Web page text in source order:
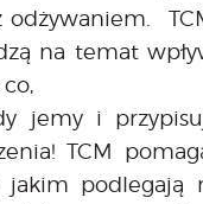
odżywaniem.
na temat
jemy i
TCM
jakim podlegają